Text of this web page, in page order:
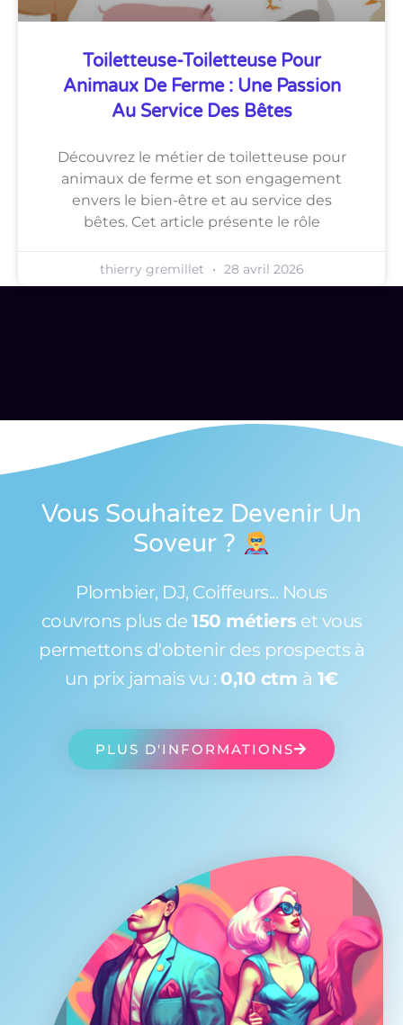
Toiletteuse-Toiletteuse Pour
Animaux De Ferme : Une Passion
Au Service Des Bêtes
Découvrez le métier de toiletteuse pour
animaux de ferme et son engagement
envers le bien-être et au service des
bêtes. Cet article présente le rôle
thierry gremillet 28 avril 2026
Vous Souhaitez Devenir Un
Soveur ?
Plombier, DJ, Coiffeurs... Nous
couvrons plus de 150 métiers et vous
permettons d'obtenir des prospects à
un prix jamais vu : 0,10 ctm à 1€
PLUS D'INFORMATIONS